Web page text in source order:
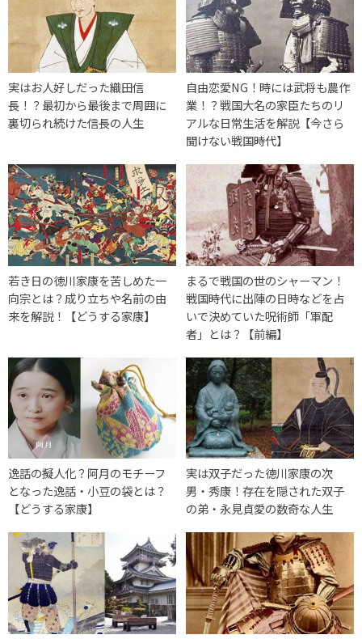
実はお人好しだった織田信
長！？最初から最後まで周囲に
裏切られ続けた信長の人生
自由恋愛NG！時には武将も農作
業！？戦国大名の家臣たちのリ
アルな日常生活を解説【今さら
聞けない戦国時代】
若き日の徳川家康を苦しめた一
向宗とは？成り立ちや名前の由
来を解説！【どうする家康】
まるで戦国の世のシャーマン！
戦国時代に出陣の日時などを占
いで決めていた呪術師「軍配
者」とは？【前編】
逸話の擬人化？阿月のモチーフ
となった逸話・小豆の袋とは？
【どうする家康】
実は双子だった徳川家康の次
男・秀康！存在を隠された双子
の弟・永見貞愛の数奇な人生